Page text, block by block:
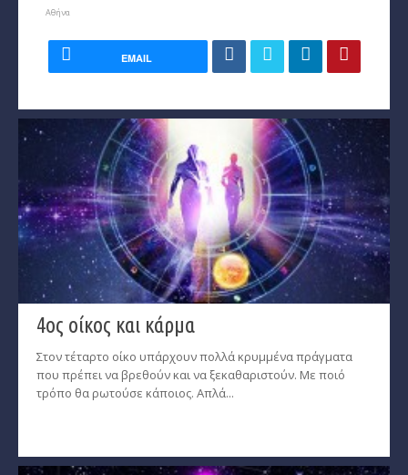
Αθήνα
EMAIL
4ος οίκος και κάρμα
Στον τέταρτο οίκο υπάρχουν πολλά κρυμμένα πράγματα
που πρέπει να βρεθούν και να ξεκαθαριστούν. Με ποιό
τρόπο θα ρωτούσε κάποιος. Απλά...